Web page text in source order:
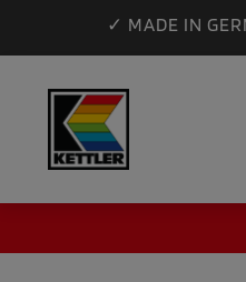
✓ MADE IN